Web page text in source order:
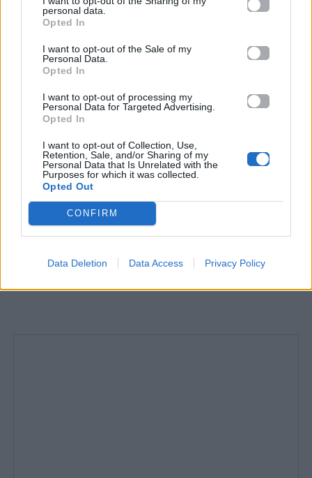
personal data.
Opted In
I want to opt-out of the Sale of my
Personal Data.
Opted In
I want to opt-out of processing my
Personal Data for Targeted Advertising.
Opted In
I want to opt-out of Collection, Use,
Retention, Sale, and/or Sharing of my
Personal Data that Is Unrelated with the
Purposes for which it was collected.
Opted Out
CONFIRM
Data Deletion Data Access Privacy Policy